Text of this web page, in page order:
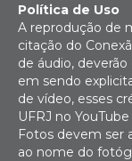
Política de Uso
A reprodução de
citação do
de áudio,
em sendo
de vídeo, esses
UFRJ no
Fotos devem ser
ao nome do